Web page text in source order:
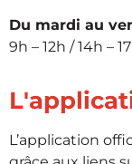
Du mardi au
9h – 12h / 14h –
L’application